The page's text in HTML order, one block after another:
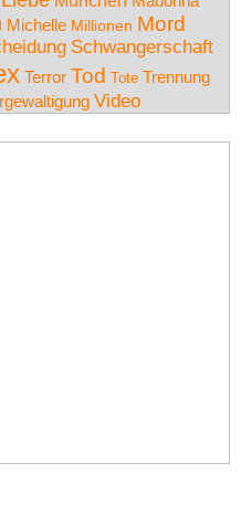
Michelle Millionen Mord
Schwangerschaft
Terror Tod Tote Trennung
Video